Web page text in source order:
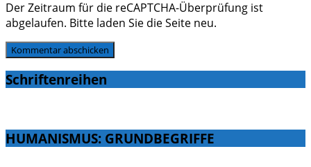
Der Zeitraum für die reCAPTCHA-Überprüfung ist
abgelaufen. Bitte laden Sie die Seite neu.
Schriftenreihen
HUMANISMUS: GRUNDBEGRIFFE